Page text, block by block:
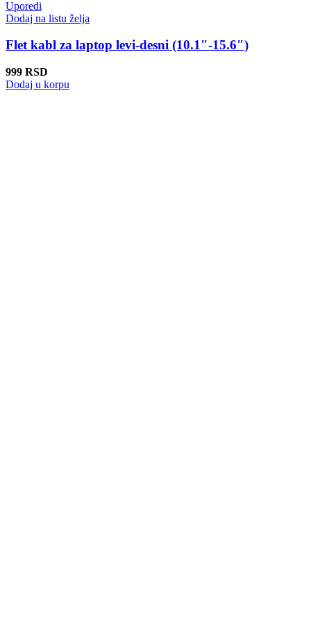
Uporedi
Dodaj na listu želja
Flet kabl za laptop levi-desni (10.1″-15.6″)
999 RSD
Dodaj u korpu